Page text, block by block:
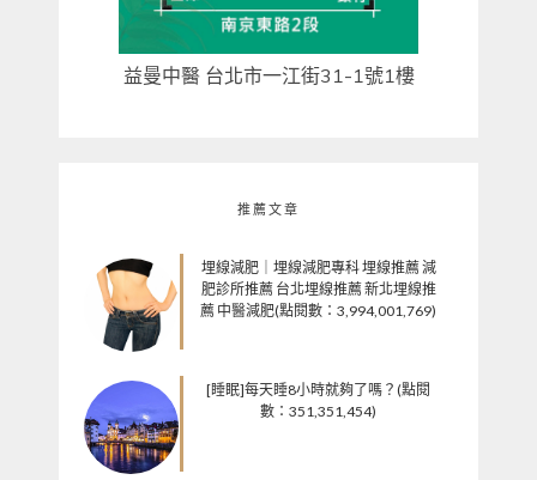
益曼中醫 台北市一江街31-1號1樓
推薦文章
埋線減肥｜埋線減肥專科 埋線推薦 減
肥診所推薦 台北埋線推薦 新北埋線推
薦 中醫減肥(點閱數：3,994,001,769)
[睡眠]每天睡8小時就夠了嗎？(點閱
數：351,351,454)